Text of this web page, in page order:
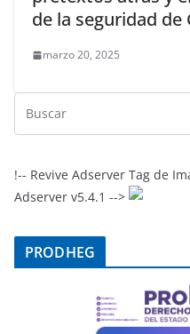
de la seguridad de
marzo 20, 2025
!-- Revive Adserver Tag de
Adserver v5.4.1 -->
PRODHEG